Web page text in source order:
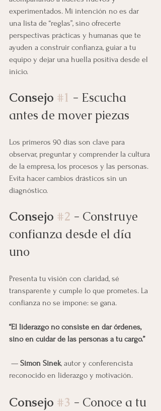
experimentados. Mi intención no es dar
una lista de “reglas”, sino ofrecerte
perspectivas prácticas y humanas que te
ayuden a construir confianza, guiar a tu
equipo y dejar una huella positiva desde el
inicio.
Consejo #1 - Escucha
antes de mover piezas
Los primeros 90 días son clave para
observar, preguntar y comprender la cultura
de la empresa, los procesos y las personas.
Evita hacer cambios drásticos sin un
diagnóstico.
Consejo #2 - Construye
confianza desde el día
uno
Presenta tu visión con claridad, sé
transparente y cumple lo que prometes. La
confianza no se impone: se gana.
“El liderazgo no consiste en dar órdenes,
sino en cuidar de las personas a tu cargo.”
— Simon Sinek, autor y conferencista
reconocido en liderazgo y motivación.
Consejo #3 - Conoce a tu